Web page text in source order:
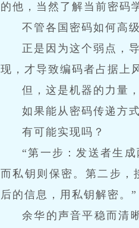
的他，当然了解当前密码
不管各国密码如何高
正是因为这个弱点，
现，才导致编码者占据上
但，这是机器的力量
如果能从密码传递方
有可能实现吗？
“第一步：发送者生
而私钥则保密。第二步，
后的信息，用私钥解密。”
余华的声音平稳而清